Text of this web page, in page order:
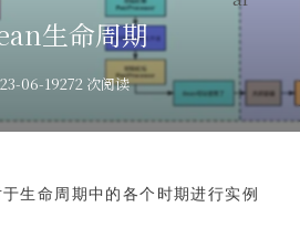
生命周期
06-19272 次阅读
生命周期中的各个时期进行实例